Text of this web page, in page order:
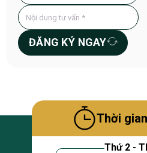
ĐĂNG KÝ NGAY
Thời
Thứ 2 -